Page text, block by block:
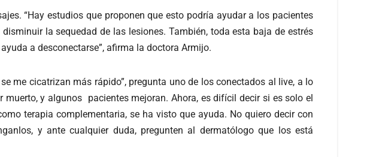
“Hay estudios que proponen que esto podría ayudar a los pacientes
la sequedad de las lesiones. También, toda esta baja de estrés
a desconectarse”, afirma la doctora Armijo.
me cicatrizan más rápido”, pregunta uno de los conectados al live, a lo
y algunos pacientes mejoran. Ahora, es difícil decir si es solo el
terapia complementaria, se ha visto que ayuda. No quiero decir con
y ante cualquier duda, pregunten al dermatólogo que los está